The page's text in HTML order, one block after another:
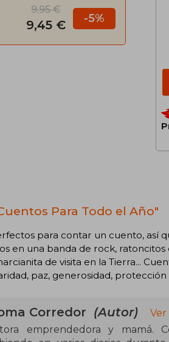
9,95 €
9,45 € -5%
Para Todo el Año"
para contar un cuento, así
en una banda de rock,
de visita en la Tierra...
paz, generosidad,
Corredor (Autor)
emprendedora y mamá.